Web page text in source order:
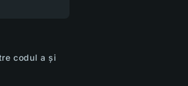
codul a și